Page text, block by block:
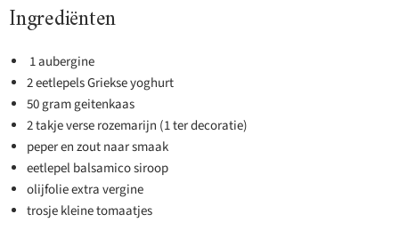
Ingrediënten
1 aubergine
2 eetlepels Griekse yoghurt
50 gram geitenkaas
2 takje verse rozemarijn (1 ter decoratie)
peper en zout naar smaak
eetlepel balsamico siroop
olijfolie extra vergine
trosje kleine tomaatjes